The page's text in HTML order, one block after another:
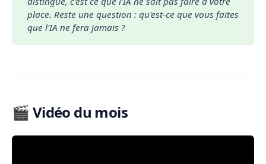
place. Reste une question : qu'est-ce que vous faites
que l'IA ne fera jamais ?
🎬 Vidéo du mois